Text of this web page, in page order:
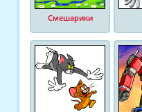
Смешарики